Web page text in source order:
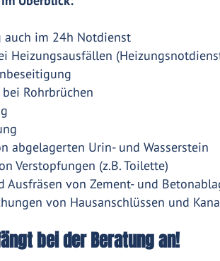
auch im 24h Notdienst
Heizungsausfällen
Rohrbrüchen
abgelagerten Urin- und Wasserstein
Verstopfungen (z.B. Toilette)
Ausfräsen von Zement- und
von Hausanschlüssen und
bei der Beratung an!